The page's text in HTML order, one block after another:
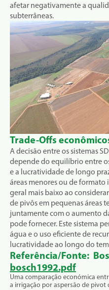
afetar negativamente a
subterrâneas.
Trade-Offs
A decisão entre os sistemas
depende do equilíbrio entre
e a lucratividade de longo
áreas menores ou de
geral mais baixo ao
de pivôs em pequenas áreas
juntamente com o aumento
pode fornecer. Este sistema
água e o uso eficiente de
lucratividade ao longo do
Referência/Fonte:
bosch1992.pdf
Uma comparação económica
a irrigação por aspersão de pivot